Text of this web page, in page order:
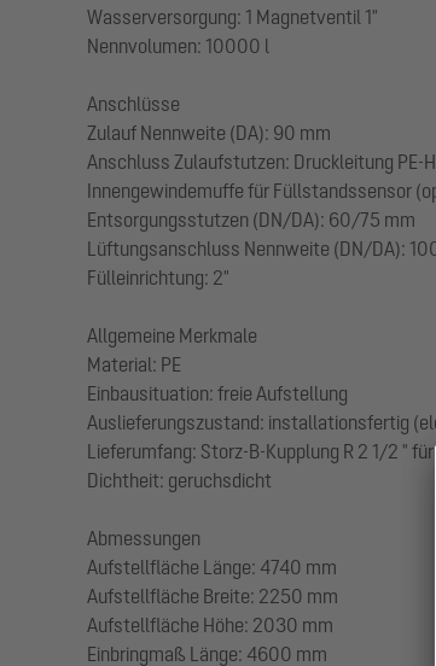
Wasserversorgung: 1 Magnetventil 1"
Nennvolumen: 10000 l
Anschlüsse
Zulauf Nennweite (DA): 90 mm
Anschluss Zulaufstutzen: Druckleitung PE-
Innengewindemuffe für Füllstandssensor
Entsorgungsstutzen (DN/DA): 60/75 mm
Lüftungsanschluss Nennweite (DN/DA):
Fülleinrichtung: 2"
Allgemeine Merkmale
Material: PE
Einbausituation: freie Aufstellung
Auslieferungszustand: installationsfertig
Lieferumfang: Storz-B-Kupplung R 2 1/2 "
Dichtheit: geruchsdicht
Abmessungen
Aufstellfläche Länge: 4740 mm
Aufstellfläche Breite: 2250 mm
Aufstellfläche Höhe: 2030 mm
Einbringmaß Länge: 4600 mm